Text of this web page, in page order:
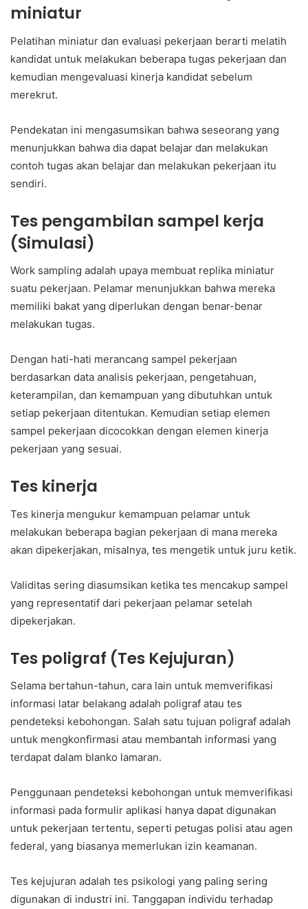
miniatur
Pelatihan miniatur dan evaluasi pekerjaan berarti melatih
kandidat untuk melakukan beberapa tugas pekerjaan dan
kemudian mengevaluasi kinerja kandidat sebelum
merekrut.
Pendekatan ini mengasumsikan bahwa seseorang yang
menunjukkan bahwa dia dapat belajar dan melakukan
contoh tugas akan belajar dan melakukan pekerjaan itu
sendiri.
Tes pengambilan sampel kerja
(Simulasi)
Work sampling adalah upaya membuat replika miniatur
suatu pekerjaan. Pelamar menunjukkan bahwa mereka
memiliki bakat yang diperlukan dengan benar-benar
melakukan tugas.
Dengan hati-hati merancang sampel pekerjaan
berdasarkan data analisis pekerjaan, pengetahuan,
keterampilan, dan kemampuan yang dibutuhkan untuk
setiap pekerjaan ditentukan. Kemudian setiap elemen
sampel pekerjaan dicocokkan dengan elemen kinerja
pekerjaan yang sesuai.
Tes kinerja
Tes kinerja mengukur kemampuan pelamar untuk
melakukan beberapa bagian pekerjaan di mana mereka
akan dipekerjakan, misalnya, tes mengetik untuk juru ketik.
Validitas sering diasumsikan ketika tes mencakup sampel
yang representatif dari pekerjaan pelamar setelah
dipekerjakan.
Tes poligraf (Tes Kejujuran)
Selama bertahun-tahun, cara lain untuk memverifikasi
informasi latar belakang adalah poligraf atau tes
pendeteksi kebohongan. Salah satu tujuan poligraf adalah
untuk mengkonfirmasi atau membantah informasi yang
terdapat dalam blanko lamaran.
Penggunaan pendeteksi kebohongan untuk memverifikasi
informasi pada formulir aplikasi hanya dapat digunakan
untuk pekerjaan tertentu, seperti petugas polisi atau agen
federal, yang biasanya memerlukan izin keamanan.
Tes kejujuran adalah tes psikologi yang paling sering
digunakan di industri ini. Tanggapan individu terhadap